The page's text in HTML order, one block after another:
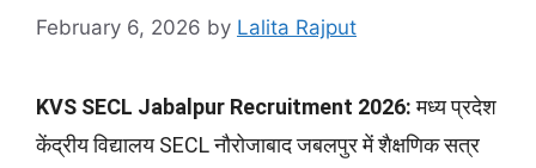
February 6, 2026 by Lalita Rajput
KVS SECL Jabalpur Recruitment 2026:मध्य प्रदेश
केंद्रीय विद्यालय SECL नौरोजाबाद जबलपुर में शैक्षणिक सत्र